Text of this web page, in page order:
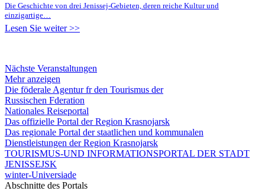
Die Geschichte von drei Jenissej-Gebieten, deren reiche Kultur und
einzigartige…
Lesen Sie weiter >>
Nächste Veranstaltungen
Mehr anzeigen
Die föderale Agentur fr den Tourismus der
Russischen Fderation
Nationales Reiseportal
Das offizielle Portal der Region Krasnojarsk
Das regionale Portal der staatlichen und kommunalen
Dienstleistungen der Region Krasnojarsk
TOURISMUS-UND INFORMATIONSPORTAL DER STADT
JENISSEJSK
winter-Universiade
Abschnitte des Portals